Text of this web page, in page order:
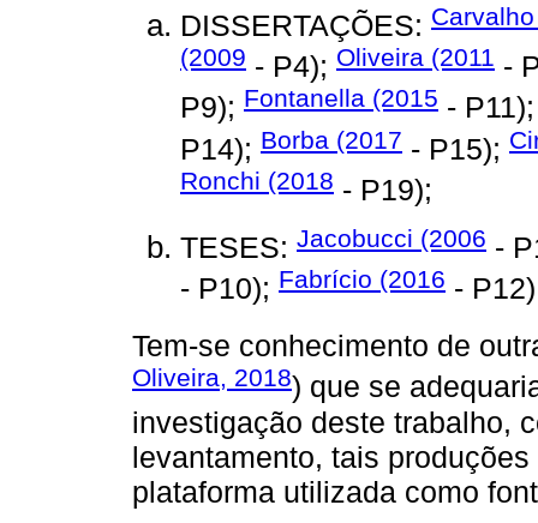
DISSERTAÇÕES:
(2009 - P4); Oliveira (2011 -
P9); Fontanella (2015 -
P14); Borba (2017 - P15);
Ronchi (2018 - P19);
TESES: Jacobucci (2006 -
- P10); Fabrício (2016 -
Tem-se conhecimento de
Oliveira, 2018) que se
investigação deste trabalho,
levantamento, tais
plataforma utilizada como